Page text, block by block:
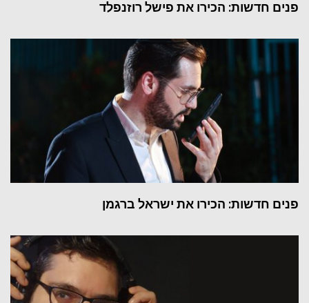
פנים חדשות: הכירו את פישל רוזנפלד
פנים חדשות: הכירו את ישראל ברגמן